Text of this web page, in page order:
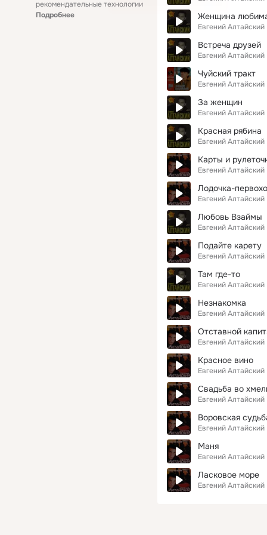
рекомендательные технологии
Подробнее
Женщина
Евгений Алтайский
Встреча друзей
Евгений Алтайский
Чуйский тракт
Евгений Алтайский
За женщин
Евгений Алтайский
Красная рябина
Евгений Алтайский
Карты и
Евгений Алтайский
Лодочка-
Евгений Алтайский
Любовь Взаймы
Евгений Алтайский
Подайте карету
Евгений Алтайский
Там где-то
Евгений Алтайский
Незнакомка
Евгений Алтайский
Отставной
Евгений Алтайский
Красное вино
Евгений Алтайский
Свадьба во
Евгений Алтайский
Воровская
Евгений Алтайский
Маня
Евгений Алтайский
Ласковое море
Евгений Алтайский